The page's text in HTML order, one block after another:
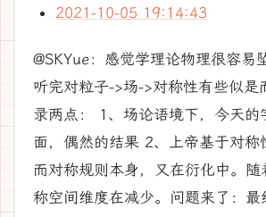
2021-10-05 19:14:43
@SKYue：感觉学理论物理很容易
听完对粒子->场->对称性有些似是
录两点： 1、场论语境下，今天的
面，偶然的结果 2、上帝基于对称
而对称规则本身，又在衍化中。
称空间维度在减少。问题来了：最